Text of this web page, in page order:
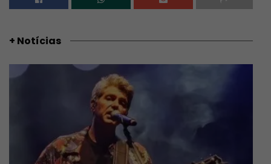
+ Notícias